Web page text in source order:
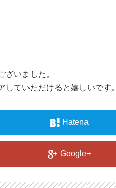
いました。
ていただけると嬉しいです。
Hatena
Google+